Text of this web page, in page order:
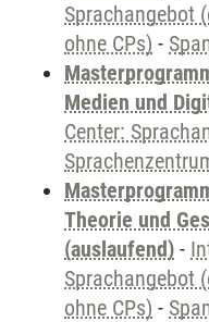
Sprachangebot
ohne CPs) -
Medien und
Center:
Theorie und
(auslaufend) -
Sprachangebot
ohne CPs) -